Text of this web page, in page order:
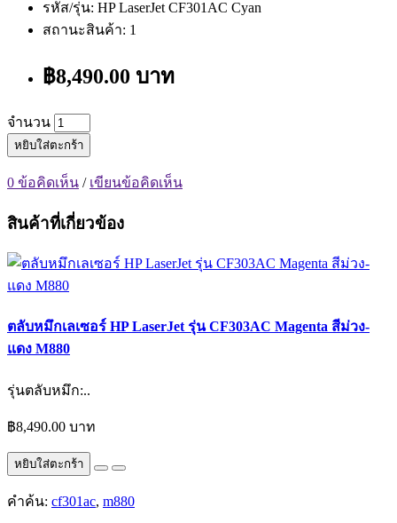
รหัส/รุ่น: HP LaserJet CF301AC Cyan
สถานะสินค้า: 1
฿8,490.00 บาท
จำนวน
หยิบใส่ตะกร้า
0 ข้อคิดเห็น / เขียนข้อคิดเห็น
สินค้าที่เกี่ยวข้อง
ตลับหมึกเลเซอร์ HP LaserJet รุ่น CF303AC Magenta สีม่วง-
แดง M880
รุ่นตลับหมึก:..
฿8,490.00 บาท
หยิบใส่ตะกร้า
คำค้น: cf301ac, m880